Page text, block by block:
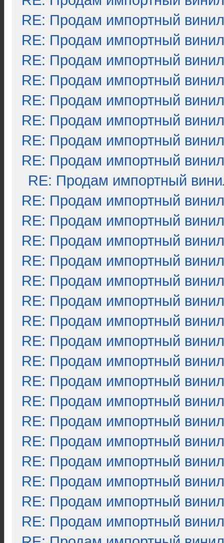
RE: Продам импортный винил
RE: Продам импортный винил
RE: Продам импортный винил
RE: Продам импортный винил
RE: Продам импортный винил
RE: Продам импортный винил
RE: Продам импортный винил
RE: Продам импортный винил
RE: Продам импортный
RE: Продам импортный винил
RE: Продам импортный винил
RE: Продам импортный винил
RE: Продам импортный винил
RE: Продам импортный винил
RE: Продам импортный винил
RE: Продам импортный винил
RE: Продам импортный винил
RE: Продам импортный винил
RE: Продам импортный винил
RE: Продам импортный винил
RE: Продам импортный винил
RE: Продам импортный винил
RE: Продам импортный винил
RE: Продам импортный винил
RE: Продам импортный винил
RE: Продам импортный винил